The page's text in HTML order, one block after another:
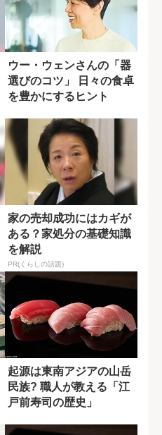
ウー・ウェンさんの「器
選びのコツ」 日々の食卓
を豊かにするヒント
家の売却成功にはカギが
ある？家処分の基礎知識
を解説
PR(くらしの話題)
起源は東南アジアの山岳
民族? 職人が教える「江
戸前寿司の歴史」